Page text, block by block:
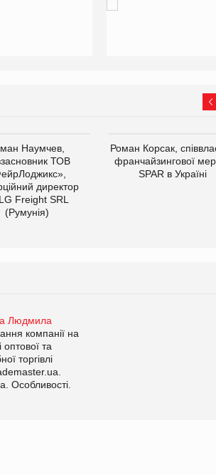
Наумчев,
ТОВ
директор
Freight SRL
(Румунія)
Роман Корсак,
франчайзингової
SPAR в Україні
Людмила
компанії на
оптової та
торгівлі
Особливості.